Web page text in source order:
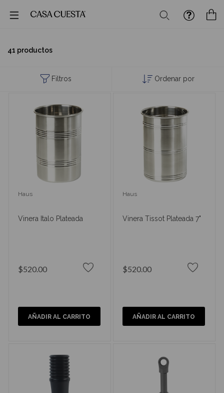
Buscar
41 productos
Filtros Ordenar por
Haus
Vinera Italo Plateada
$520.00
AÑADIR AL CARRITO
Haus
Vinera Tissot Plateada 7"
$520.00
AÑADIR AL CARRITO